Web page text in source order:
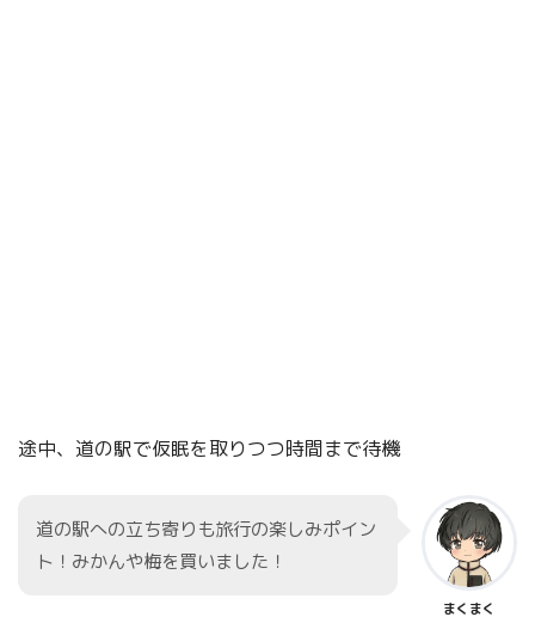
途中、道の駅で仮眠を取りつつ時間まで待機
道の駅への立ち寄りも旅行の楽しみポイン
ト！みかんや梅を買いました！
まくまく